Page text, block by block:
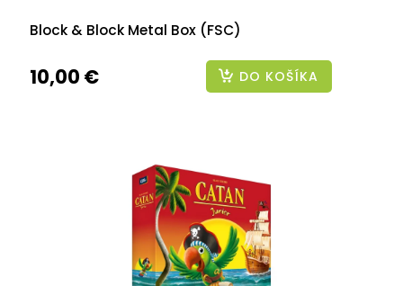
Block & Block Metal Box (FSC)
10,00 € DO KOŠÍKA